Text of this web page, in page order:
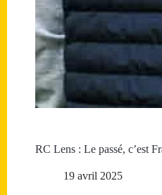
RC Lens : Le passé, c’est
19 avril 2025